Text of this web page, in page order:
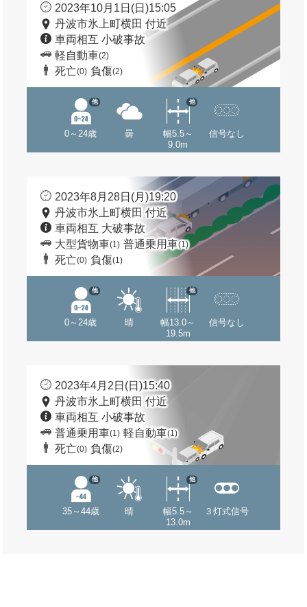
2023年10月1日(日)15:05
丹波市氷上町横田 付近
車両相互 小破事故
軽自動車(2)
死亡(0) 負傷(2)
0～24歳
他
曇
幅5.5～
9.0m
他
信号なし
2023年8月28日(月)19:20
丹波市氷上町横田 付近
車両相互 大破事故
大型貨物車(1) 普通乗用車(1)
死亡(0) 負傷(1)
0～24歳
他
晴
幅13.0～
19.5m
他
信号なし
2023年4月2日(日)15:40
丹波市氷上町横田 付近
車両相互 小破事故
普通乗用車(1) 軽自動車(1)
死亡(0) 負傷(2)
35～44歳
他
晴
幅5.5～
13.0m
他
３灯式信号